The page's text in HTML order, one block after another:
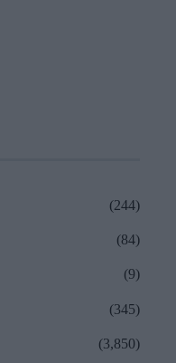
(244)
(84)
(9)
(345)
(3,850)